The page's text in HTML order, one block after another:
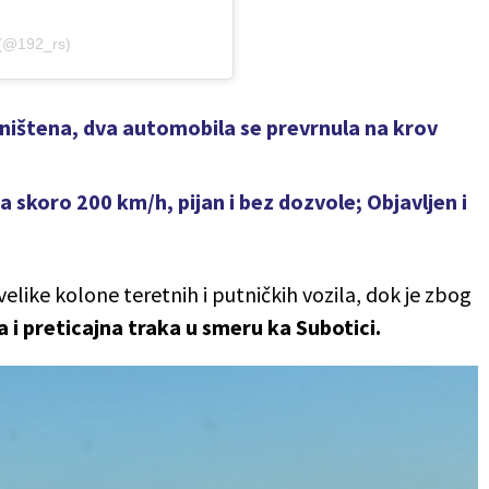
dva automobila se prevrnula na krov
skoro 200 km/h, pijan i bez dozvole; Objavljen i
kolone teretnih i putničkih vozila, dok je zbog
i preticajna traka u smeru ka Subotici.